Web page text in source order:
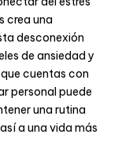
crea una
desconexión
de ansiedad y
cuentas con
personal puede
una rutina
a una vida más